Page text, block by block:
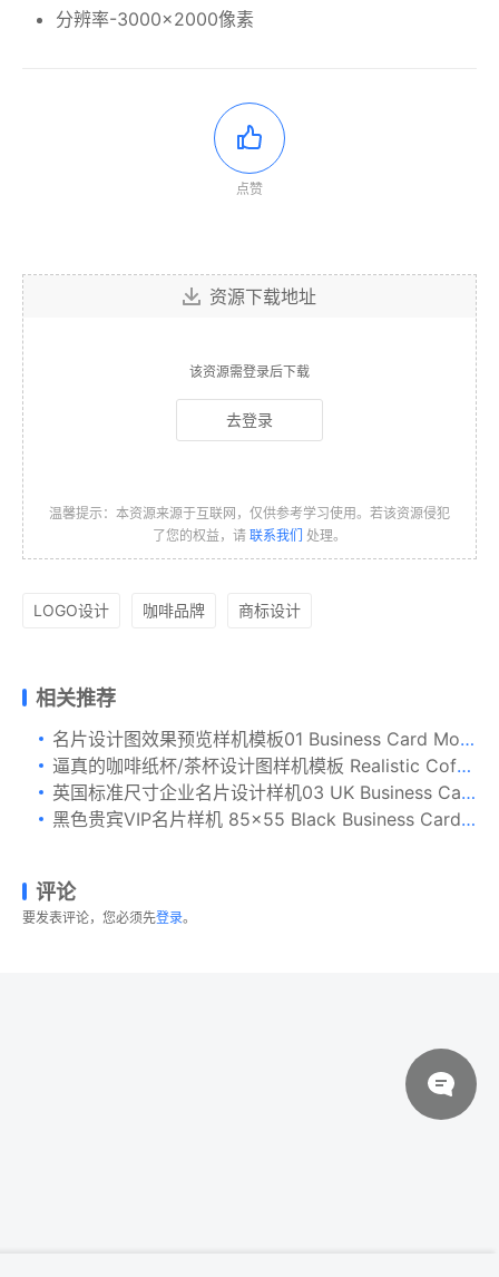
分辨率-3000×2000像素
点赞
资源下载地址
该资源需登录后下载
去登录
温馨提示：本资源来源于互联网，仅供参考学习使用。若该资源侵犯
了您的权益，请 联系我们 处理。
LOGO设计 咖啡品牌 商标设计
相关推荐
名片设计图效果预览样机模板01 Business Card Mockup 01
逼真的咖啡纸杯/茶杯设计图样机模板 Realistic Coffee / Tea Cup Mockup
英国标准尺寸企业名片设计样机03 UK Business Cards Mockup 03
黑色贵宾VIP名片样机 85×55 Black Business Card Mockups
评论
要发表评论，您必须先登录。